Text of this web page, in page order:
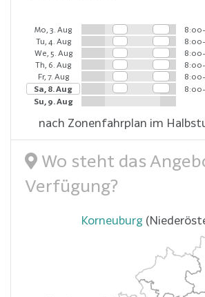
Mo, 3. Aug
Tu, 4. Aug
We, 5. Aug
Th, 6. Aug
Fr, 7. Aug
Sa, 8. Aug
Su, 9. Aug
nach Zonenfahrplan im
Wo steht das
Verfügung?
Korneuburg